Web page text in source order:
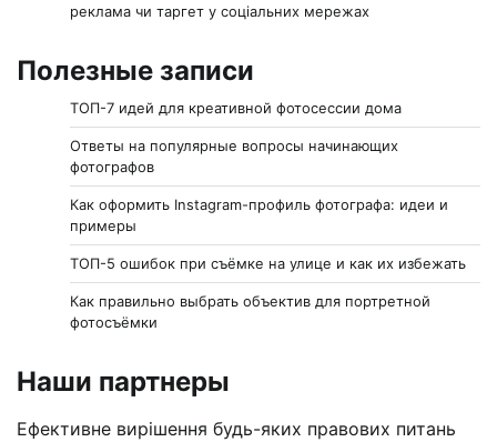
реклама чи таргет у соціальних мережах
Полезные записи
ТОП-7 идей для креативной фотосессии дома
Ответы на популярные вопросы начинающих
фотографов
Как оформить Instagram-профиль фотографа: идеи и
примеры
ТОП-5 ошибок при съёмке на улице и как их избежать
Как правильно выбрать объектив для портретной
фотосъёмки
Наши партнеры
Ефективне вирішення будь-яких правових питань